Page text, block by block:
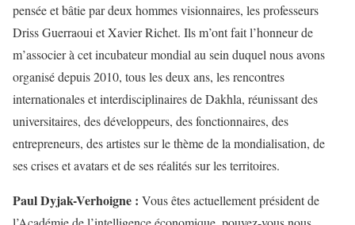
pensée et bâtie par deux hommes visionnaires, les professeurs
Driss Guerraoui et Xavier Richet. Ils m’ont fait l’honneur de
m’associer à cet incubateur mondial au sein duquel nous avons
organisé depuis 2010, tous les deux ans, les rencontres
internationales et interdisciplinaires de Dakhla, réunissant des
universitaires, des développeurs, des fonctionnaires, des
entrepreneurs, des artistes sur le thème de la mondialisation, de
ses crises et avatars et de ses réalités sur les territoires.
Paul Dyjak-Verhoigne : Vous êtes actuellement président de